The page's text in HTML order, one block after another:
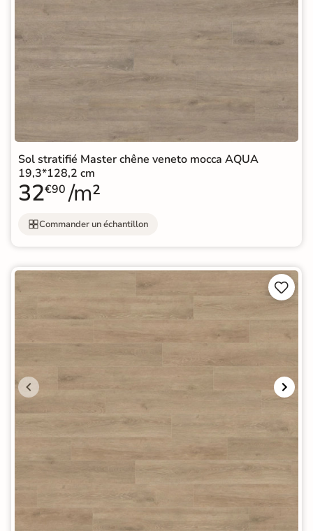
Sol stratifié Master chêne veneto mocca AQUA
19,3*128,2 cm
32€90 /m²
Commander un échantillon

